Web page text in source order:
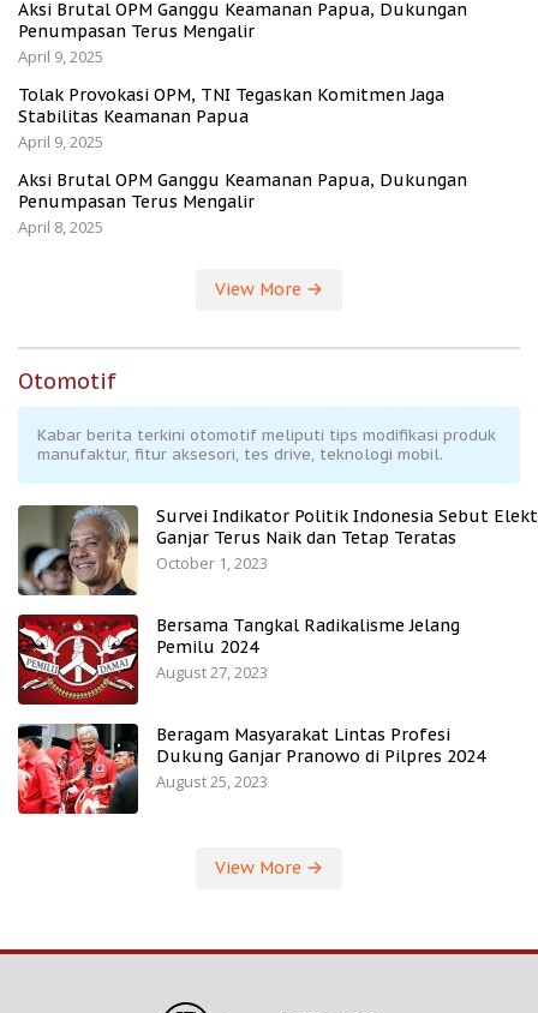
Aksi Brutal OPM Ganggu Keamanan Papua, Dukungan
Penumpasan Terus Mengalir
April 9, 2025
Tolak Provokasi OPM, TNI Tegaskan Komitmen Jaga
Stabilitas Keamanan Papua
April 9, 2025
Aksi Brutal OPM Ganggu Keamanan Papua, Dukungan
Penumpasan Terus Mengalir
April 8, 2025
View More
Otomotif
Kabar berita terkini otomotif meliputi tips modifikasi produk
manufaktur, fitur aksesori, tes drive, teknologi mobil.
Survei Indikator Politik Indonesia Sebut
Ganjar Terus Naik dan Tetap Teratas
October 1, 2023
Bersama Tangkal Radikalisme Jelang
Pemilu 2024
August 27, 2023
Beragam Masyarakat Lintas Profesi
Dukung Ganjar Pranowo di Pilpres 2024
August 25, 2023
View More